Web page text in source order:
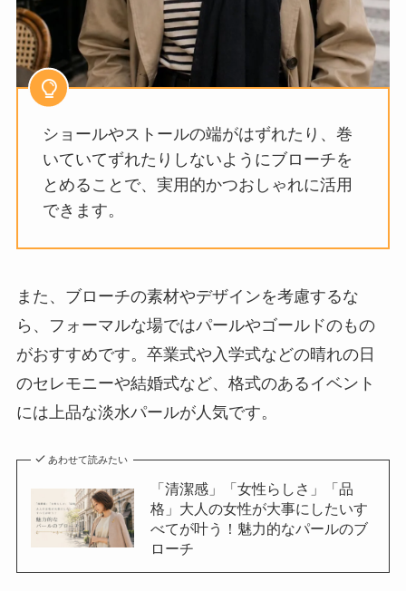
ショールやストールの端がはずれたり、巻
いていてずれたりしないようにブローチを
とめることで、実用的かつおしゃれに活用
できます。
また、ブローチの素材やデザインを考慮するな
ら、フォーマルな場ではパールやゴールドのもの
がおすすめです。卒業式や入学式などの晴れの日
のセレモニーや結婚式など、格式のあるイベント
には上品な淡水パールが人気です。
あわせて読みたい
「清潔感」「女性らしさ」「品
格」大人の女性が大事にしたいす
べてが叶う！魅力的なパールのブ
ローチ